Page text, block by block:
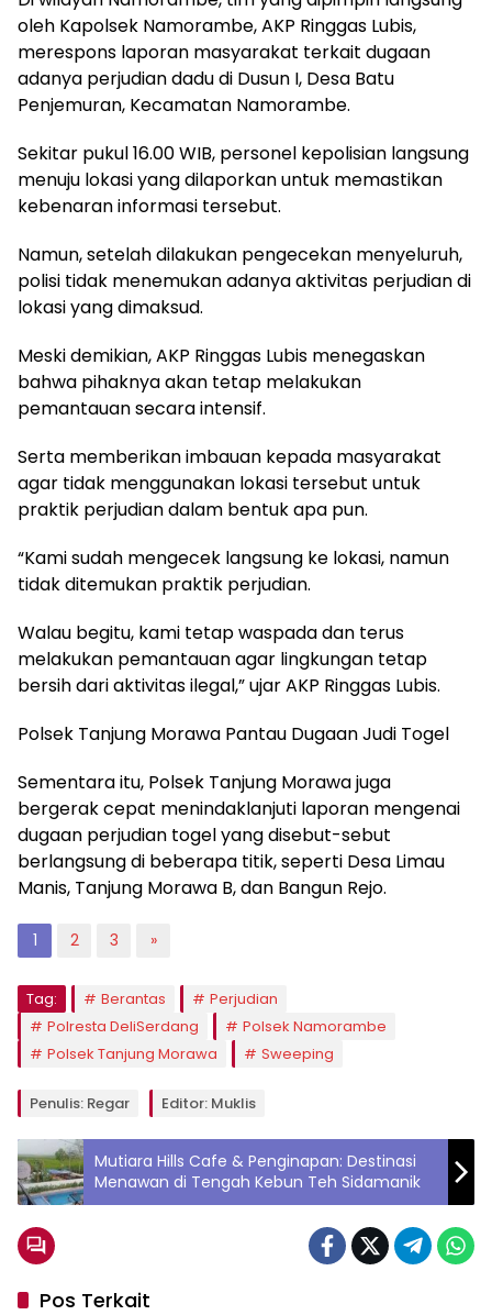
oleh Kapolsek Namorambe, AKP Ringgas Lubis,
merespons laporan masyarakat terkait dugaan
adanya perjudian dadu di Dusun I, Desa Batu
Penjemuran, Kecamatan Namorambe.
Sekitar pukul 16.00 WIB, personel kepolisian langsung
menuju lokasi yang dilaporkan untuk memastikan
kebenaran informasi tersebut.
Namun, setelah dilakukan pengecekan menyeluruh,
polisi tidak menemukan adanya aktivitas perjudian di
lokasi yang dimaksud.
Meski demikian, AKP Ringgas Lubis menegaskan
bahwa pihaknya akan tetap melakukan
pemantauan secara intensif.
Serta memberikan imbauan kepada masyarakat
agar tidak menggunakan lokasi tersebut untuk
praktik perjudian dalam bentuk apa pun.
“Kami sudah mengecek langsung ke lokasi, namun
tidak ditemukan praktik perjudian.
Walau begitu, kami tetap waspada dan terus
melakukan pemantauan agar lingkungan tetap
bersih dari aktivitas ilegal,” ujar AKP Ringgas Lubis.
Polsek Tanjung Morawa Pantau Dugaan Judi Togel
Sementara itu, Polsek Tanjung Morawa juga
bergerak cepat menindaklanjuti laporan mengenai
dugaan perjudian togel yang disebut-sebut
berlangsung di beberapa titik, seperti Desa Limau
Manis, Tanjung Morawa B, dan Bangun Rejo.
1 2 3 »
Tag: Berantas
Perjudian
Polresta DeliSerdang
Polsek Namorambe
Polsek Tanjung Morawa
Sweeping
Penulis: Regar Editor: Muklis
Mutiara Hills Cafe & Penginapan: Destinasi
Menawan di Tengah Kebun Teh Sidamanik
Pos Terkait